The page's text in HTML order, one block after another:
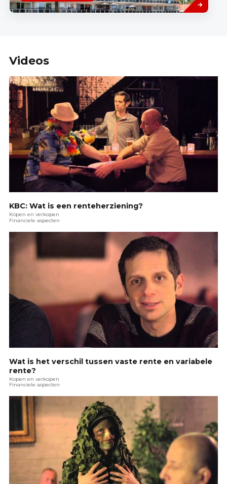
Videos
KBC: Wat is een renteherziening?
Kopen en verkopen
Financiele aspecten
Wat is het verschil tussen vaste rente en variabele
rente?
Kopen en verkopen
Financiele aspecten